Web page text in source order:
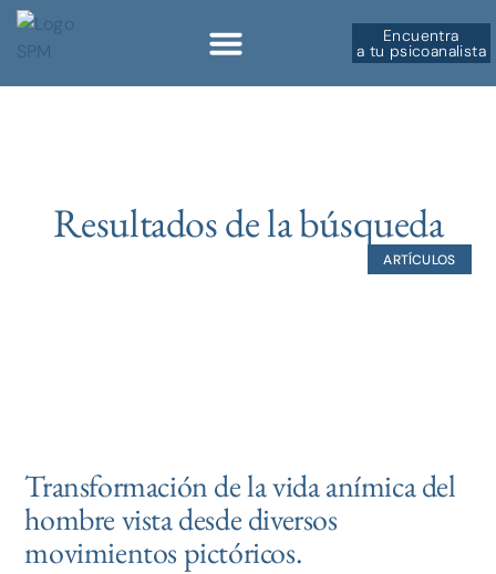
Encuentra
a tu psicoanalista
Resultados de la búsqueda
ARTÍCULOS
Transformación de la vida anímica del
hombre vista desde diversos
movimientos pictóricos.